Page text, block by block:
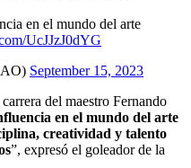
en el mundo del arte
UcJJzJ0dYG
September 15, 2023
del maestro Fernando
en el mundo del arte
creatividad y talento
”, expresó el goleador de la